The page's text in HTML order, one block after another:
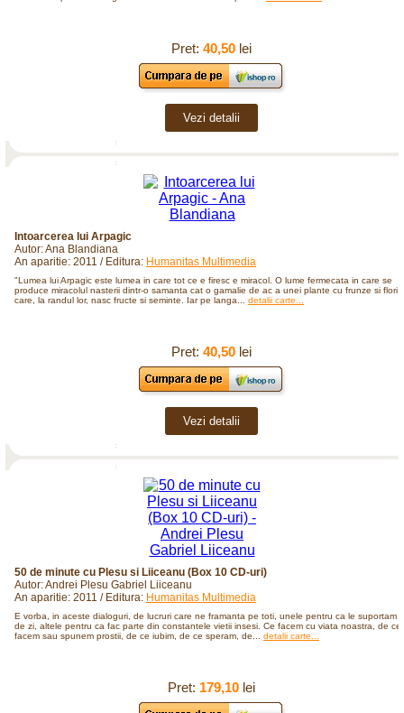
Pret: 40,50lei
Vezi detalii
Intoarcerea lui Arpagic
Autor: Ana Blandiana
An aparitie: 2011 / Editura: Humanitas Multimedia
"Lumea lui Arpagic este lumea in care tot ce e firesc e miracol. O lume fermecata in care se
produce miracolul nasterii dintr-o samanta cat o gamalie de ac a unei plante cu frunze si flori,
care, la randul lor, nasc fructe si seminte. Iar pe langa... detalii carte...
Pret: 40,50lei
Vezi detalii
50 de minute cu Plesu si Liiceanu (Box 10 CD-uri)
Autor: Andrei Plesu Gabriel Liiceanu
An aparitie: 2011 / Editura: Humanitas Multimedia
E vorba, in aceste dialoguri, de lucruri care ne framanta pe toti, unele pentru ca le suportam
de zi, altele pentru ca fac parte din constantele vietii insesi. Ce facem cu viata noastra, de ce
facem sau spunem prostii, de ce iubim, de ce speram, de... detalii carte...
Pret: 179,10lei